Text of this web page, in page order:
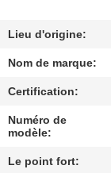
UN DEVIS
Lieu d'origine:
Nom de marque:
Certification:
Numéro de
modèle:
Le point fort: